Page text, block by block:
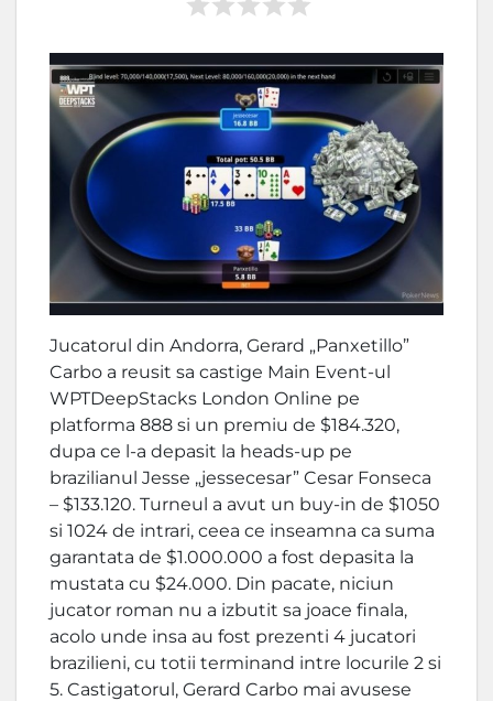
Jucatorul din Andorra, Gerard „Panxetillo”
Carbo a reusit sa castige Main Event-ul
WPTDeepStacks London Online pe
platforma 888 si un premiu de $184.320,
dupa ce l-a depasit la heads-up pe
brazilianul Jesse „jessecesar” Cesar Fonseca
– $133.120. Turneul a avut un buy-in de $1050
si 1024 de intrari, ceea ce inseamna ca suma
garantata de $1.000.000 a fost depasita la
mustata cu $24.000. Din pacate, niciun
jucator roman nu a izbutit sa joace finala,
acolo unde insa au fost prezenti 4 jucatori
brazilieni, cu totii terminand intre locurile 2 si
5. Castigatorul, Gerard Carbo mai avusese